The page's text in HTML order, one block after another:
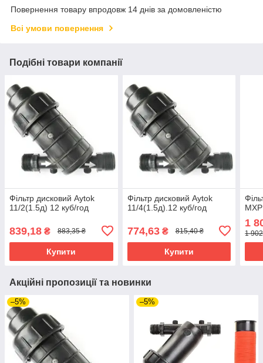
Повернення товару впродовж 14 днів за домовленістю
Всі умови повернення
Подібні товари компанії
Фільтр дисковий Aytok
11/2(1.5д) 12 куб/год
839,18 ₴ 883,35 ₴
Купити
Фільтр дисковий Aytok
11/4(1.5д).12 куб/год
774,63₴ 815,40 ₴
Купити
1
1
Акційні пропозиції та новинки
–5% –5%